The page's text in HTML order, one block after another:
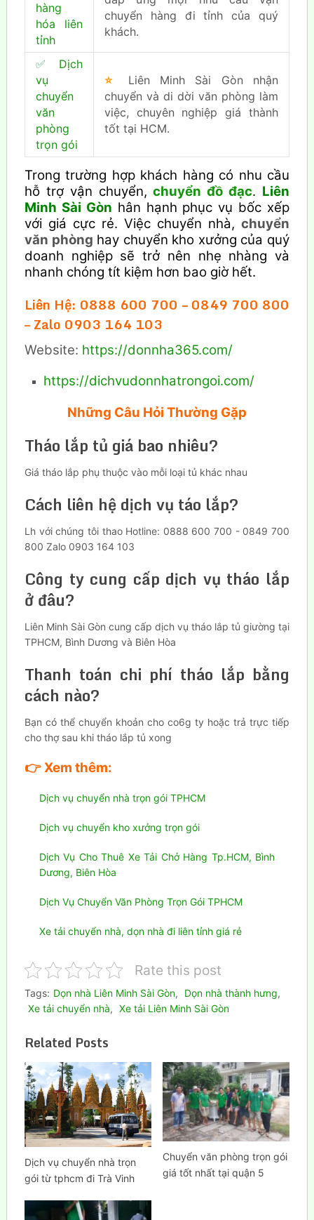
hàng
hóa liên
tỉnh
chuyển hàng đi tỉnh của quý
khách.
✅
Dịch
vụ
chuyển
văn
phòng
trọn gói
⭐ Liên Minh Sài Gòn nhận
chuyển và di dời văn phòng làm
việc, chuyên nghiệp giá thành
tốt tại HCM.
Trong trường hợp khách hàng có nhu cầu
hỗ trợ vận chuyển,chuyển đồ đạc. Liên
Minh Sài Gòn hân hạnh phục vụ bốc xếp
với giá cực rẻ. Việc chuyển nhà,chuyển
văn phòng hay chuyển kho xưởng của quý
doanh nghiệp sẽ trở nên nhẹ nhàng và
nhanh chóng tít kiệm hơn bao giờ hết.
Liên Hệ: 0888 600 700 – 0849 700 800
– Zalo 0903 164 103
Website: https://donnha365.com/
https://dichvudonnhatrongoi.com/
Những Câu Hỏi Thường Gặp
Tháo lắp tủ giá bao nhiêu?
Giá tháo lắp phụ thuộc vào mỗi loại tủ khác nhau
Cách liên hệ dịch vụ táo lắp?
Lh với chúng tôi thao Hotline: 0888 600 700 - 0849 700
800 Zalo 0903 164 103
Công ty cung cấp dịch vụ tháo lắp
ở đâu?
Liên Minh Sài Gòn cung cấp dịch vụ tháo lắp tủ giường tại
TPHCM, Bình Dương và Biên Hòa
Thanh toán chi phí tháo lắp bằng
cách nào?
Bạn có thể chuyển khoản cho co6g ty hoặc trả trực tiếp
cho thợ sau khi tháo lắp tủ xong
👉Xem thêm:
Dịch vụ chuyển nhà trọn gói TPHCM
Dịch vụ chuyển kho xưởng trọn gói
Dịch Vụ Cho Thuê Xe Tải Chở Hàng Tp.HCM, Bình
Dương, Biên Hòa
Dịch Vụ Chuyển Văn Phòng Trọn Gói TPHCM
Xe tải chuyển nhà, dọn nhà đi liên tỉnh giá rẻ
Rate this post
Tags: Dọn nhà Liên Minh Sài Gòn, Dọn nhà thành hưng,
Xe tải chuyển nhà, Xe tải Liên Minh Sài Gòn
Related Posts
Dịch vụ chuyển nhà trọn
gói từ tphcm đi Trà Vinh
Chuyển văn phòng trọn gói
giá tốt nhất tại quận 5